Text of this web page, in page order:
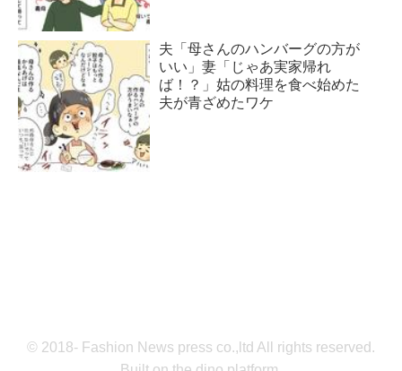
夫「母さんのハンバーグの方が
いい」妻「じゃあ実家帰れ
ば！？」姑の料理を食べ始めた
夫が青ざめたワケ
© 2018- Fashion News press co.,ltd All rights reserved.